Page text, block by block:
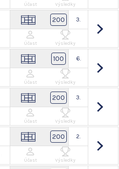
Účast Výsledky
200 3.
Účast Výsledky
100 6.
Účast Výsledky
200 3.
Účast Výsledky
200 2.
Účast Výsledky